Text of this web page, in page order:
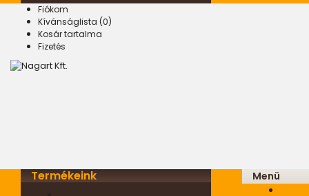
Fiókom
Kívánságlista (0)
Kosár tartalma
Fizetés
Termékeink Menü